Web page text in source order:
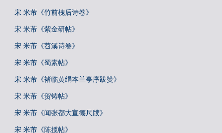
宋 米芾《竹前槐后诗卷》
宋 米芾《紫金研帖》
宋 米芾《苕溪诗卷》
宋 米芾《蜀素帖》
宋 米芾《褚临黄绢本兰亭序跋赞》
宋 米芾《贺铸帖》
宋 米芾《闻张都大宣德尺牍》
宋 米芾《陈揽帖》